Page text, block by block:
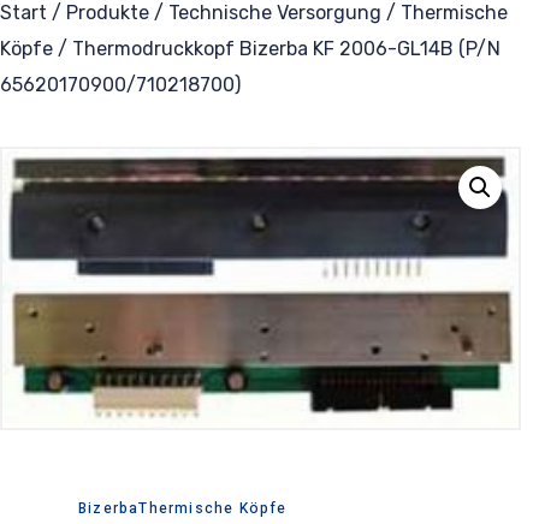
Schweißdichtungen
DE
Start / Produkte / Technische Versorgung / Thermische
Köpfe / Thermodruckkopf Bizerba KF 2006-GL14B (P/N
65620170900/710218700)
BizerbaThermische Köpfe